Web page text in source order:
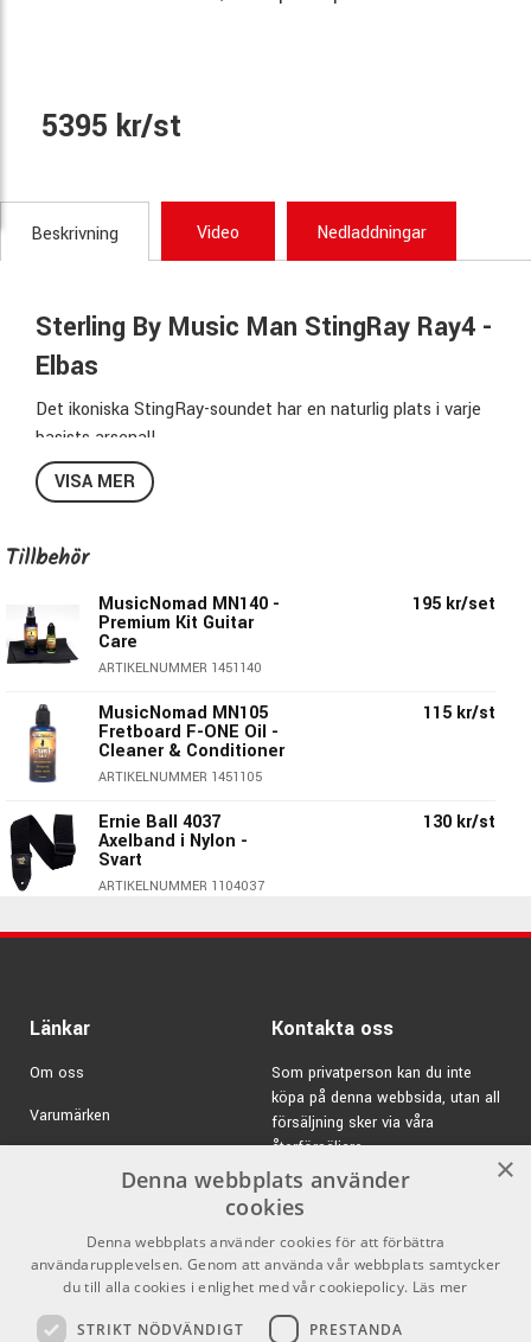
5395 kr/st
Beskrivning Video Nedladdningar
Sterling By Music Man StingRay Ray4 -
Elbas
Det ikoniska StingRay-soundet har en naturlig plats i varje
basists arsenal!
2-bands aktiv preamp & humbucker av low noice-
modell matchas med den klassiska StingRay-kroppen som
Resultatet blir en bas med moderna specifikationer & med
Sterling StingRay RAY4-WS-R1:
Finish:Walnut Satin
Modell: RAY4-WS-R1
Kropp:Lind
Hals:
Lönn - 21 Medium Band / 34” Mensur
Greppbräda:Jatoba - 9,5” Radie
Mikrofon:1st Keramisk Humbucker
Stämskruvar:Öppen Mekanik
Stall: Justerbart fast
Kontroller: 2 bands aktiv pre-amp
Sterling by Music Man
Under Music Man’s flagg tillverkar Sterling By Music Man
instrument i samma anda som Music Man’s klassiska
design och innovativa lösningar. Här finner du en rad olika
modeller av elgitarrer och elbasar som inkluderar allt från
VISA MER
Tillbehör
MusicNomad MN140 -
Premium Kit Guitar
Care
ARTIKELNUMMER 1451140
195 kr/set
MusicNomad MN105
Fretboard F-ONE Oil -
Cleaner & Conditioner
ARTIKELNUMMER 1451105
115 kr/st
Ernie Ball 4037
Axelband i Nylon -
Svart
ARTIKELNUMMER 1104037
130 kr/st
Hercules GS412B- 475 kr/st
AMP CR-10 - 3m
instrumentkabel med
6,3mm kontakter
125 kr/st
Ernie Ball 4220 -
Mikrofiberduk
ARTIKELNUMMER 1104220
60 kr/st
Länkar
Om oss
Varumärken
Försäljningsvillkor
Inlogg för återförsäljare
Kontakta oss
Som privatperson kan du inte
köpa på denna webbsida, utan all
försäljning sker via våra
återförsäljare.
E-post:info@emnordic.se
×
Denna webbplats använder
cookies
Denna webbplats använder cookies för att förbättra
användarupplevelsen. Genom att använda vår webbplats samtycker
du till alla cookies i enlighet med vår cookiepolicy. Läs mer
STRIKT NÖDVÄNDIGT PRESTANDA